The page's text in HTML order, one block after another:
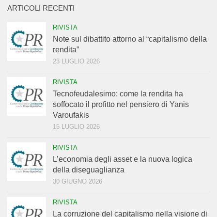
ARTICOLI RECENTI
RIVISTA
Note sul dibattito attorno al “capitalismo della
rendita”
23 LUGLIO 2026
RIVISTA
Tecnofeudalesimo: come la rendita ha
soffocato il profitto nel pensiero di Yanis
Varoufakis
15 LUGLIO 2026
RIVISTA
L’economia degli asset e la nuova logica
della diseguaglianza
30 GIUGNO 2026
RIVISTA
La corruzione del capitalismo nella visione di